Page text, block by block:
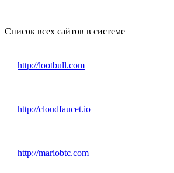
Список всех сайтов в системе
http://lootbull.com
http://cloudfaucet.io
http://mariobtc.com